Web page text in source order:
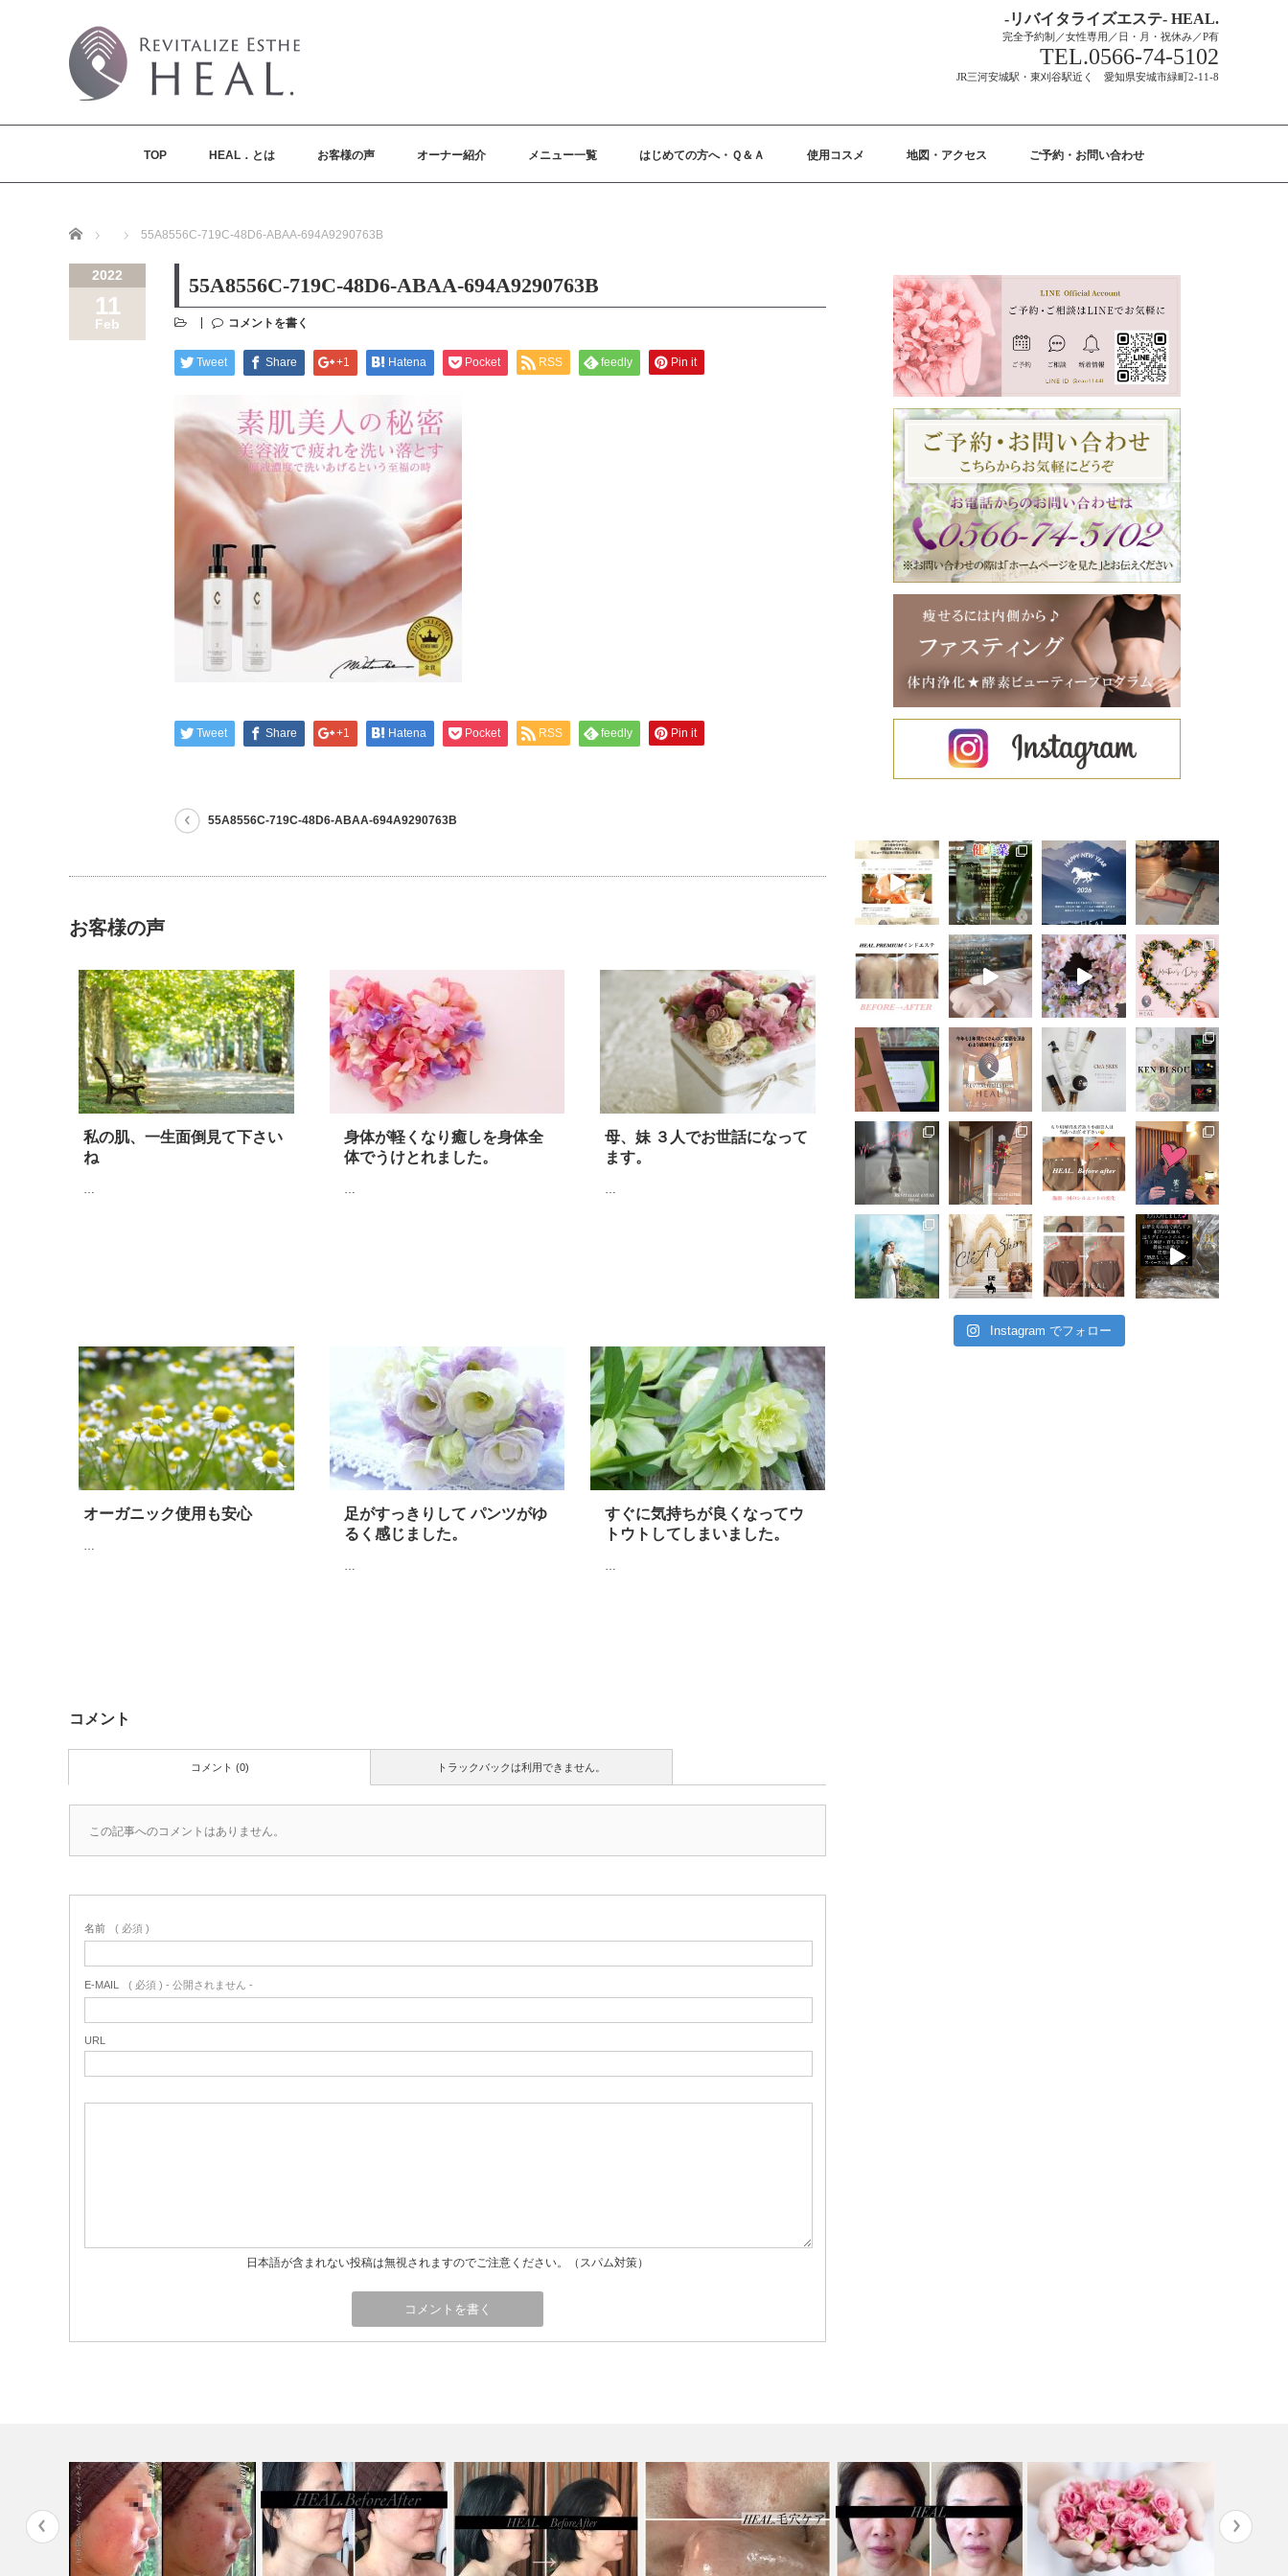
-リバイタライズエステ- HEAL.
完全予約制／女性専用／日・月・祝休み／P有
TEL.0566-74-5102
JR三河安城駅・東刈谷駅近く 愛知県安城市緑町2-11-8
TOP HEAL．とは お客様の声 オーナー紹介 メニュー一覧 はじめての方へ・Ｑ＆Ａ 使用コスメ 地図・アクセス ご予約・お問い合わせ
Home 55A8556C-719C-48D6-ABAA-694A9290763B
2022
11
Feb
55A8556C-719C-48D6-ABAA-694A9290763B
コメントを書く
Tweet Share +1 Hatena Pocket RSS feedly Pin it
Tweet Share +1 Hatena Pocket RSS feedly Pin it
55A8556C-719C-48D6-ABAA-694A9290763B
お客様の声
私の肌、一生面倒見て下さい
ね
…
身体が軽くなり癒しを身体全
体でうけとれました。
…
母、妹 ３人でお世話になって
ます。
…
オーガニック使用も安心
…
足がすっきりして パンツがゆ
るく感じました。
…
すぐに気持ちが良くなってウ
トウトしてしまいました。
…
コメント
トラックバックは利用できません。
コメント (0)
この記事へのコメントはありません。
名前 ( 必須 )
E-MAIL ( 必須 ) - 公開されません -
URL
日本語が含まれない投稿は無視されますのでご注意ください。（スパム対策）
Instagram でフォロー